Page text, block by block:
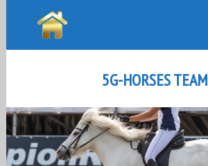
5G-HORSES TEAM